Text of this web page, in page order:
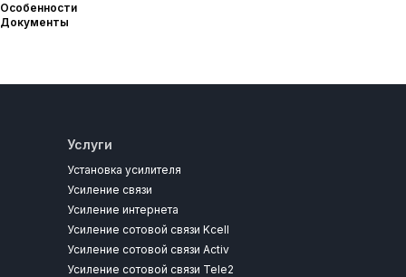
Особенности
Документы
Услуги
Установка усилителя
Усиление связи
Усиление интернета
Усиление сотовой связи Kcell
Усиление сотовой связи Activ
Усиление сотовой связи Tele2